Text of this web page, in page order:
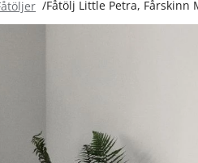
Fåtölj Little Petra, Fårskinn